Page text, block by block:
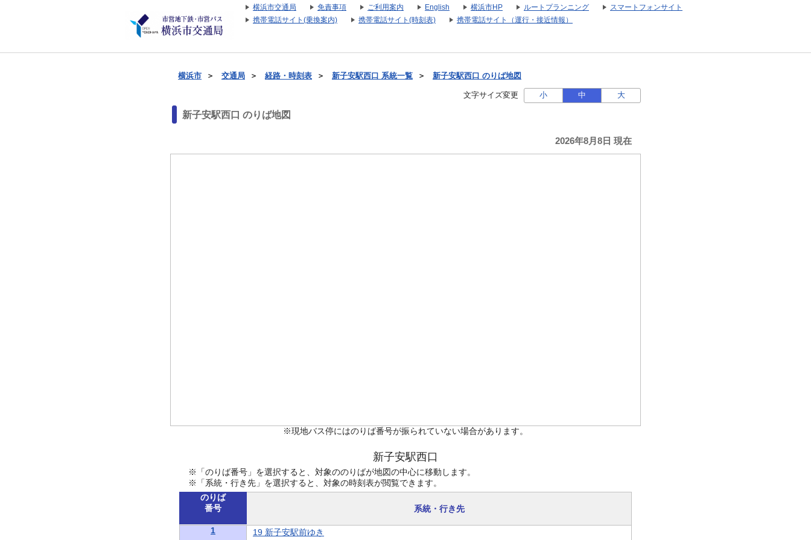
横浜市交通局 免責事項 ご利用案内 English 横浜市HP ルートプランニング
スマートフォンサイト
携帯電話サイト(乗換案内)
携帯電話サイト(時刻表) 携帯電話サイト（運行・接近情報）
横浜市 ＞ 交通局 ＞ 経路・時刻表 ＞ 新子安駅西口 系統一覧 ＞ 新子安駅西口 のりば地図
文字サイズ変更 小 中 大
新子安駅西口 のりば地図
2026年8月8日 現在
※現地バス停にはのりば番号が振られていない場合があります。
新子安駅西口
※「のりば番号」を選択すると、対象ののりばが地図の中心に移動します。
※「系統・行き先」を選択すると、対象の時刻表が閲覧できます。
のりば
番号
系統・行き先
1 19 新子安駅前ゆき